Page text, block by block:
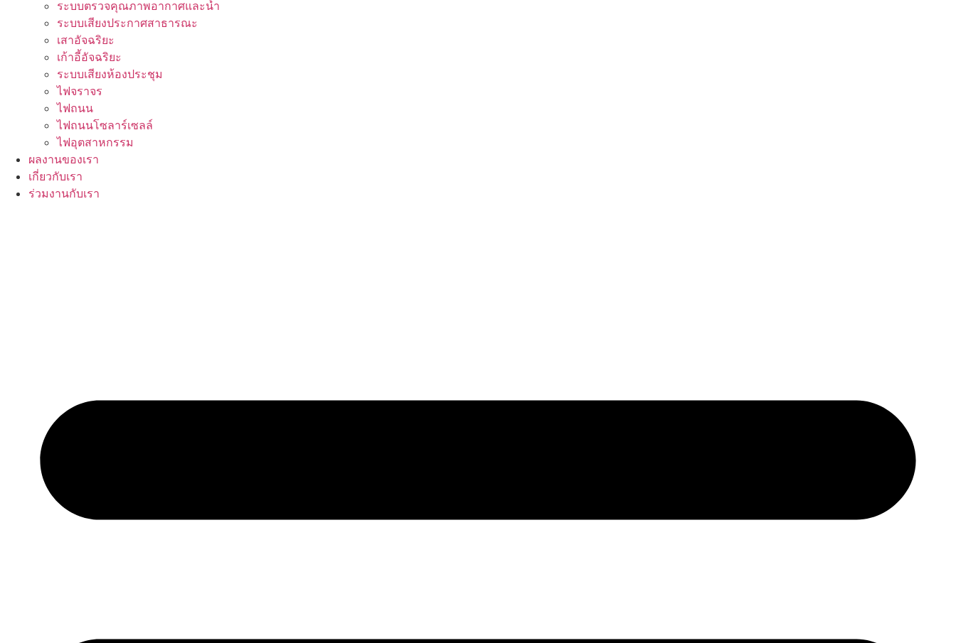
ระบบตรวจคุณภาพอากาศและน้ำ
ระบบเสียงประกาศสาธารณะ
เสาอัจฉริยะ
เก้าอี้อัจฉริยะ
ระบบเสียงห้องประชุม
ไฟจราจร
ไฟถนน
ไฟถนนโซลาร์เซลล์
ไฟอุตสาหกรรม
ผลงานของเรา
เกี่ยวกับเรา
ร่วมงานกับเรา